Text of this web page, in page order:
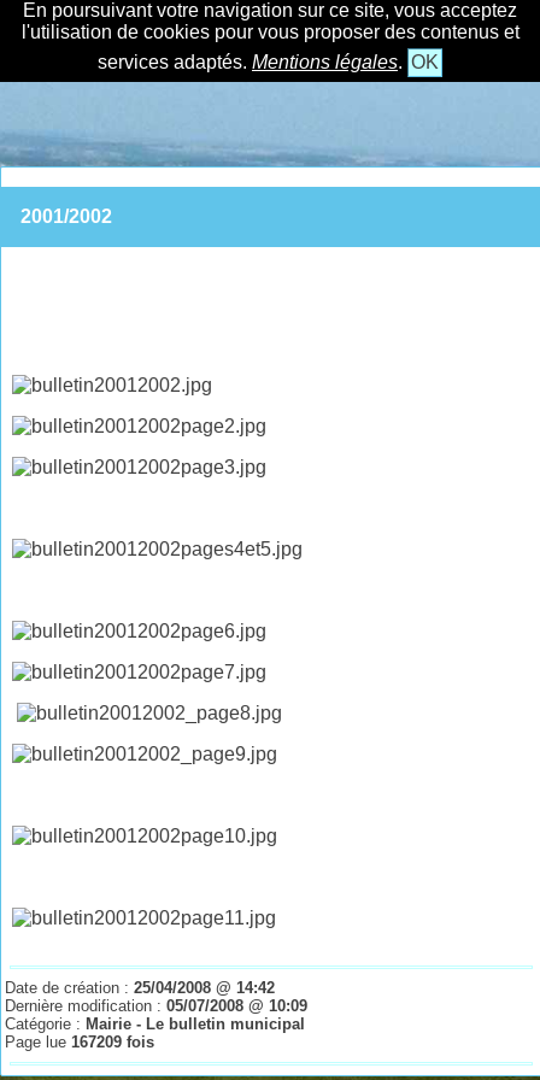
En poursuivant votre navigation sur ce site, vous acceptez
l'utilisation de cookies pour vous proposer des contenus et
services adaptés. Mentions légales. OK
2001/2002
Date de création :25/04/2008 @ 14:42
Dernière modification :05/07/2008 @ 10:09
Catégorie : Mairie - Le bulletin municipal
Page lue167209 fois